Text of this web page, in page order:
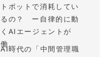
トボットで消耗してい
るの？ ー自律的に動
くAIエージェントが
働...
AI時代の「中間管理職